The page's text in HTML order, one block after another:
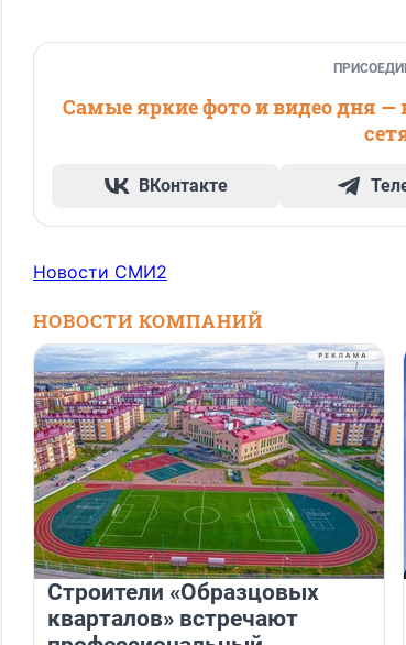
Самые яркие фото и видео дня
ВКонтакте
Новости СМИ2
НОВОСТИ КОМПАНИЙ
Строители «Образцовых
кварталов» встречают